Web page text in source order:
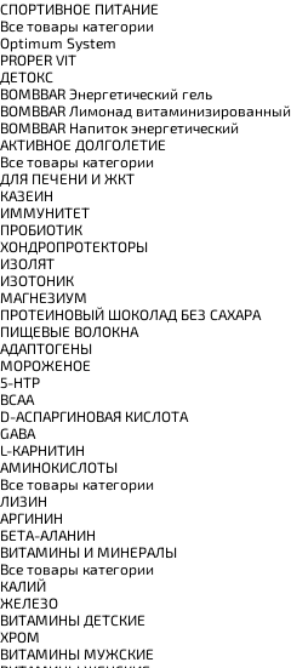
СПОРТИВНОЕ ПИТАНИЕ
Все товары категории
Optimum System
PROPER VIT
ДЕТОКС
BOMBBAR Энергетический гель
BOMBBAR Лимонад витаминизированный
BOMBBAR Напиток энергетический
АКТИВНОЕ ДОЛГОЛЕТИЕ
Все товары категории
ДЛЯ ПЕЧЕНИ И ЖКТ
КАЗЕИН
ИММУНИТЕТ
ПРОБИОТИК
ХОНДРОПРОТЕКТОРЫ
ИЗОЛЯТ
ИЗОТОНИК
МАГНЕЗИУМ
ПРОТЕИНОВЫЙ ШОКОЛАД БЕЗ САХАРА
ПИЩЕВЫЕ ВОЛОКНА
АДАПТОГЕНЫ
МОРОЖЕНОЕ
5-HTP
BCAA
D-АСПАРГИНОВАЯ КИСЛОТА
GABA
L-КАРНИТИН
АМИНОКИСЛОТЫ
Все товары категории
ЛИЗИН
АРГИНИН
БЕТА-АЛАНИН
ВИТАМИНЫ И МИНЕРАЛЫ
Все товары категории
КАЛИЙ
ЖЕЛЕЗО
ВИТАМИНЫ ДЕТСКИЕ
ХРОМ
ВИТАМИНЫ МУЖСКИЕ